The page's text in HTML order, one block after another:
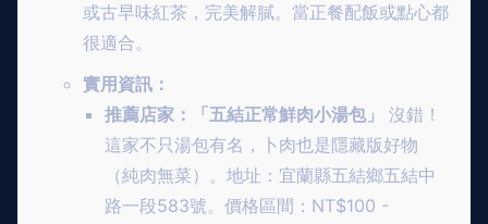
或古早味紅茶，完美解膩。當正餐配飯或點心都
很適合。
實用資訊：
推薦店家：「五結正常鮮肉小湯包」
沒錯！
這家不只湯包有名，卜肉也是隱藏版好物
（純肉無菜）。地址：宜蘭縣五結鄉五結中
路一段583號。價格區間：NT$100 -